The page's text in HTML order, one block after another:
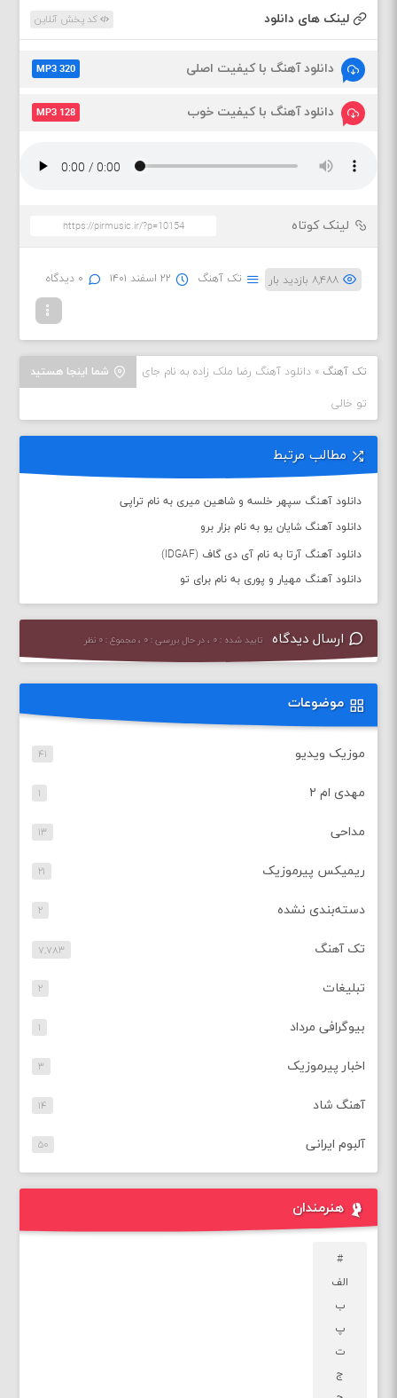
لینک های دانلود کد پخش آنلاین
دانلود آهنگ با کیفیت اصلی MP3 320
دانلود آهنگ با کیفیت خوب MP3 128
لینک کوتاه
۸,۴۸۸ بازدید بار تک آهنگ ۲۲ اسفند ۱۴۰۱ ۰ دیدگاه
شما اینجا هستید تک آهنگ »دانلود آهنگ رضا ملک زاده به نام جای
تو خالی
مطالب مرتبط
دانلود آهنگ سپهر خلسه و شاهین میری به نام تراپی
دانلود آهنگ شایان یو به نام بزار برو
دانلود آهنگ آرتا به نام آی دی گاف (IDGAF)
دانلود آهنگ مهیار و پوری به نام برای تو
ارسال دیدگاه تایید شده : ۰ ، در حال بررسی : ۰ ، مجموع : ۰ نظر
موضوعات
موزیک ویدیو ۴۱
مهدی ام ۲ ۱
مداحی ۱۳
ریمیکس پیرموزیک ۲۱
دسته‌بندی نشده ۲
تک آهنگ ۷,۷۸۳
تبلیغات ۲
بیوگرافی مرداد ۱
اخبار پیرموزیک ۳
آهنگ شاد ۱۴
آلبوم ایرانی ۵۰
هنرمندان
#
الف
ب
پ
ت
ج